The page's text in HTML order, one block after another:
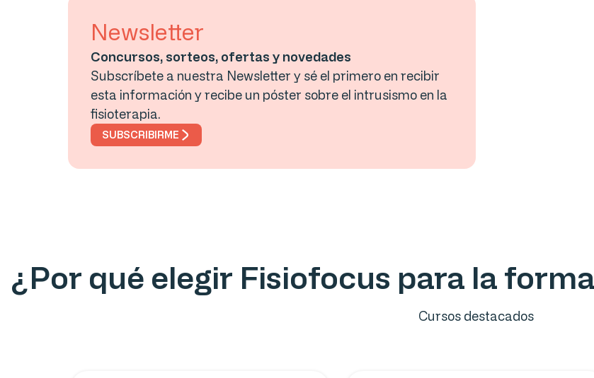
Newsletter
Concursos, sorteos, ofertas y novedades
Subscríbete a nuestra Newsletter y sé el primero en recibir
esta información y recibe un póster sobre el intrusismo en la
fisioterapia.
SUBSCRIBIRME
¿Por qué elegir Fisiofocus para la
Cursos destacados